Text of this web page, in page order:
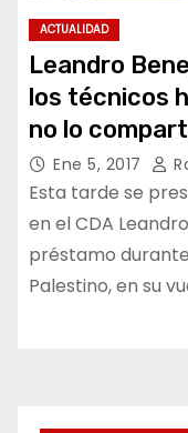
ACTUALIDAD
Leandro
los técnicos
no lo
momentos
Ene 5, 2017
Esta tarde se
en el CDA
préstamo
Palestino, en su